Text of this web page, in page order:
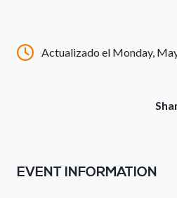
Actualizado el Monday,
EVENT INFORMATION